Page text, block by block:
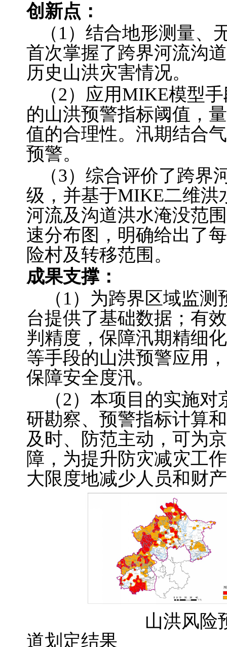
创新点：
（1）结合地形测量、
首次掌握了跨界河流沟
历史山洪灾害情况。
（2）应用MIKE模型
的山洪预警指标阈值，
值的合理性。汛期结合
预警。
（3）综合评价了跨界
级，并基于MIKE二维洪
河流及沟道洪水淹没范
速分布图，明确给出了
险村及转移范围。
成果支撑：
（1）为跨界区域监测
台提供了基础数据；有
判精度，保障汛期精细
等手段的山洪预警应用
保障安全度汛。
（2）本项目的实施对
研勘察、预警指标计算
及时、防范主动，可为
障，为提升防灾减灾工
大限度地减少人员和财
山洪风
道划定结果